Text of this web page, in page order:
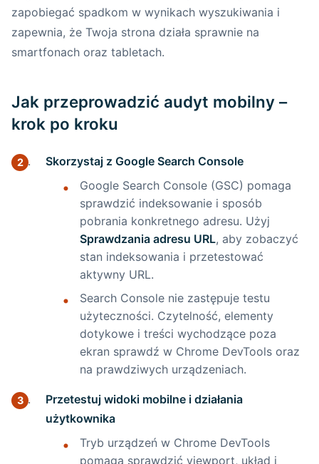
zapobiegać spadkom w wynikach wyszukiwania i
zapewnia, że Twoja strona działa sprawnie na
smartfonach oraz tabletach.
Jak przeprowadzić audyt mobilny –
krok po kroku
Skorzystaj z Google Search Console
Google Search Console (GSC) pomaga
sprawdzić indeksowanie i sposób
pobrania konkretnego adresu. Użyj
Sprawdzania adresu URL, aby zobaczyć
stan indeksowania i przetestować
aktywny URL.
Search Console nie zastępuje testu
użyteczności. Czytelność, elementy
dotykowe i treści wychodzące poza
ekran sprawdź w Chrome DevTools oraz
na prawdziwych urządzeniach.
Przetestuj widoki mobilne i działania
użytkownika
Tryb urządzeń w Chrome DevTools
pomaga sprawdzić viewport, układ i
Strona wymaga wdrożenia lub modernizacji?
Powiązane artykuły
mobilnej — praktyczna lista na 2026
rok
użytkowników mobilnych w 2026 roku
Kto projektuje strony internetowe? Jak
wybrać wykonawcę
Zlecę wykonanie strony internetowej —
OLX czy profesjonalna firma?
Powiązane artykuły
Najczęstsze błędy optymalizacji
mobilnej — praktyczna lista na 2026
rok
7 sposobów na lepsze doświadczenie
użytkowników mobilnych w 2026 roku
Kto projektuje strony internetowe? Jak